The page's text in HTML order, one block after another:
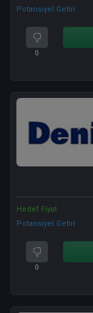
Potansiyel Getiri
0
Hedef Fiyat
Potansiyel Getiri
0